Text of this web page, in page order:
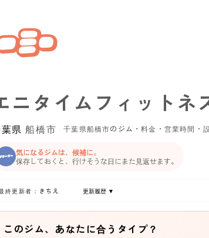
ニタイムフィットネ
県 船橋市 千葉県船橋市のジム・料金・営業時間・
気になるジムは、候補に。
保存しておくと、行けそうな日にまた見返せます。
終更新者：きちえ 更新履歴 ▼
このジム、あなたに合うタイプ？